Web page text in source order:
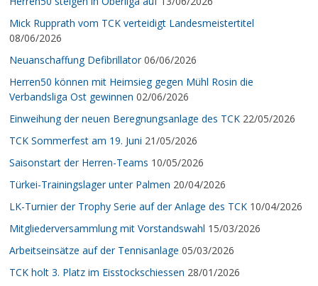
Mick Rupprath vom TCK verteidigt Landesmeistertitel
08/06/2026
Neuanschaffung Defibrillator 06/06/2026
Herren50 können mit Heimsieg gegen Mühl Rosin die
Verbandsliga Ost gewinnen 02/06/2026
Einweihung der neuen Beregnungsanlage des TCK 22/05/2026
TCK Sommerfest am 19. Juni 21/05/2026
Saisonstart der Herren-Teams 10/05/2026
Türkei-Trainingslager unter Palmen 20/04/2026
LK-Turnier der Trophy Serie auf der Anlage des TCK 10/04/2026
Mitgliederversammlung mit Vorstandswahl 15/03/2026
Arbeitseinsätze auf der Tennisanlage 05/03/2026
TCK holt 3. Platz im Eisstockschiessen 28/01/2026